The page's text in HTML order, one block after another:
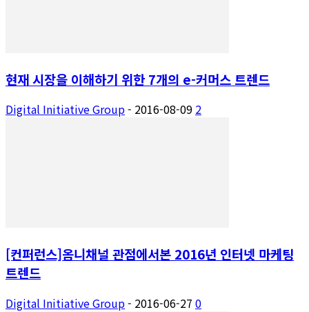
현재 시장을 이해하기 위한 7개의 e-커머스 트렌드
Digital Initiative Group- 2016-08-09 2
[컨퍼런스]옴니채널 관점에서본 2016년 인터넷 마케팅
트렌드
Digital Initiative Group- 2016-06-27 0